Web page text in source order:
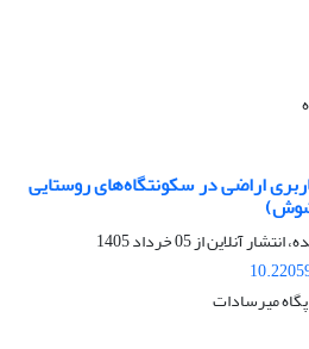
اراضی در سکونتگاه‌های روستایی
شوش)
انتشار آنلاین از05 خرداد 1405
میرسادات